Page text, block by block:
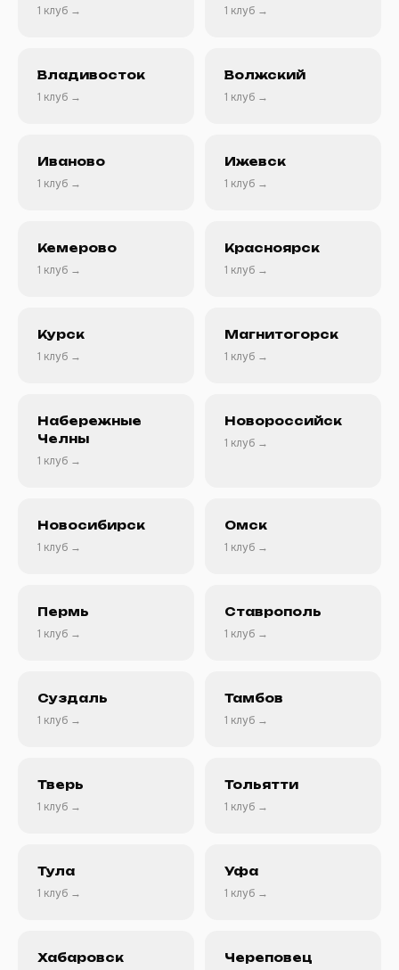
1 клуб →
1 клуб →
Владивосток
1 клуб →
Волжский
1 клуб →
Иваново
1 клуб →
Ижевск
1 клуб →
Кемерово
1 клуб →
Красноярск
1 клуб →
Курск
1 клуб →
Магнитогорск
1 клуб →
Набережные
Челны
1 клуб →
Новороссийск
1 клуб →
Новосибирск
1 клуб →
Омск
1 клуб →
Пермь
1 клуб →
Ставрополь
1 клуб →
Суздаль
1 клуб →
Тамбов
1 клуб →
Тверь
1 клуб →
Тольятти
1 клуб →
Тула
1 клуб →
Уфа
1 клуб →
Хабаровск
Череповец